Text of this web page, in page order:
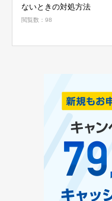
ないときの対処方法
閲覧数：98